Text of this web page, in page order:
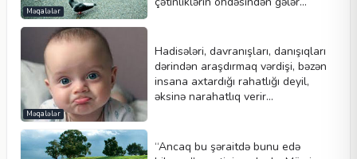
Məqalələr
Məqalələr
Hadisələri, davranışları, danışıqları
dərindən araşdırmaq vərdişi, bəzən
insana axtardığı rahatlığı deyil,
əksinə narahatlıq verir...
“Ancaq bu şəraitdə bunu edə